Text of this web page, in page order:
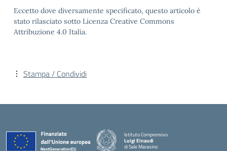
Eccetto dove diversamente specificato, questo articolo è
stato rilasciato sotto Licenza Creative Commons
Attribuzione 4.0 Italia.
Stampa / Condividi
Istituto Comprensivo
Luigi Einaudi
di Sale Marasino